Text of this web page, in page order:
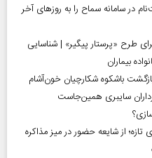
۱۴۰۵ بخوانند | ثبت‌نام در سامانه سماح را به روز‌های آخر
طرح «پرستار پیگیر» | شناسایی
سایبری همین‌جاست
از شایعه حضور در میز مذاکره